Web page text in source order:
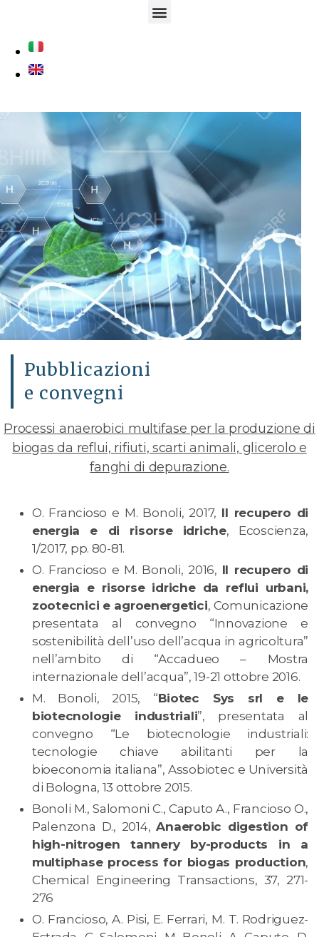
Pubblicazioni
e convegni
Processi anaerobici multifase per la produzione di
biogas da reflui, rifiuti, scarti animali, glicerolo e
fanghi di depurazione.
O. Francioso e M. Bonoli, 2017, Il recupero di
energia e di risorse idriche, Ecoscienza,
1/2017, pp. 80-81.
O. Francioso e M. Bonoli, 2016, Il recupero di
energia e risorse idriche da reflui urbani,
zootecnici e agroenergetici, Comunicazione
presentata al convegno “Innovazione e
sostenibilità dell’uso dell’acqua in agricoltura”
nell’ambito di “Accadueo – Mostra
internazionale dell’acqua”, 19-21 ottobre 2016.
M. Bonoli, 2015, “Biotec Sys srl e le
biotecnologie industriali”, presentata al
convegno “Le biotecnologie industriali:
tecnologie chiave abilitanti per la
bioeconomia italiana”, Assobiotec e Università
di Bologna, 13 ottobre 2015.
Bonoli M., Salomoni C., Caputo A., Francioso O.,
Palenzona D., 2014,Anaerobic digestion of
high-nitrogen tannery by-products in a
multiphase process for biogas production,
Chemical Engineering Transactions, 37, 271-
276
O. Francioso, A. Pisi, E. Ferrari, M. T. Rodriguez-